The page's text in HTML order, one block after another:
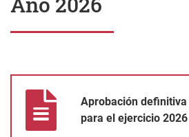
Aprobación
para el ejercicio 2026